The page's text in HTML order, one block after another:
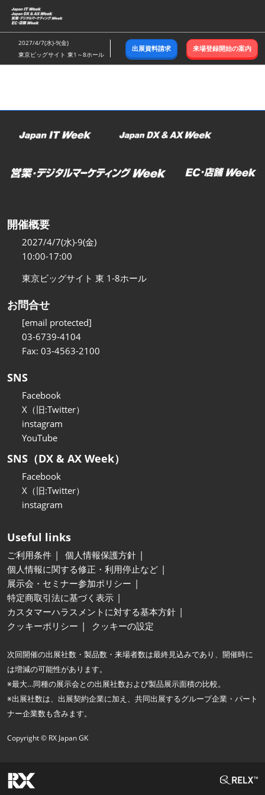
ス
キ
ッ
し
む
2027/4/7(水)-9(金)
東京ビッグサイト 東1～8ホール
出展資料請求 来場登録開始の案内
開催概要
2027/4/7(水)-9(金)
10:00-17:00
東京ビッグサイト 東 1-8ホール
お問合せ
[email protected]
03-6739-4104
Fax: 03-4563-2100
SNS
Facebook
X（旧:Twitter）
instagram
YouTube
SNS（DX & AX Week）
Facebook
X（旧:Twitter）
instagram
Useful links
ご利用条件
個人情報保護方針
個人情報に関する修正・利用停止など
展示会・セミナー参加ポリシー
特定商取引法に基づく表示
カスタマーハラスメントに対する基本方針
クッキーポリシー
クッキーの設定
次回開催の出展社数・製品数・来場者数は最終見込みであり、開催時に
は増減の可能性があります。
※最大…同種の展示会との出展社数および製品展示面積の比較。
※出展社数は、出展契約企業に加え、共同出展するグループ企業・パート
ナー企業数も含みます。
Copyright © RX Japan GK